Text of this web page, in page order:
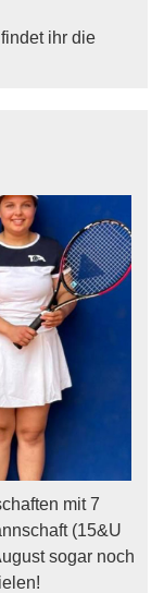
ihr die
mit 7
(15&U
sogar noch